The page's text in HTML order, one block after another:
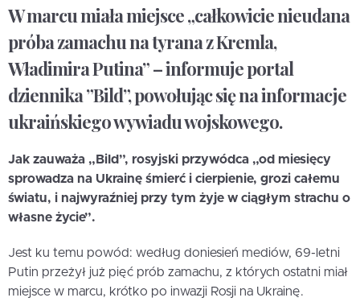
W marcu miała miejsce „całkowicie nieudana
próba zamachu na tyrana z Kremla,
Władimira Putina” – informuje portal
dziennika ”Bild”, powołując się na informacje
ukraińskiego wywiadu wojskowego.
Jak zauważa „Bild”, rosyjski przywódca „od miesięcy
sprowadza na Ukrainę śmierć i cierpienie, grozi całemu
światu, i najwyraźniej przy tym żyje w ciągłym strachu o
własne życie”.
Jest ku temu powód: według doniesień mediów, 69-letni
Putin przeżył już pięć prób zamachu, z których ostatni miał
miejsce w marcu, krótko po inwazji Rosji na Ukrainę.